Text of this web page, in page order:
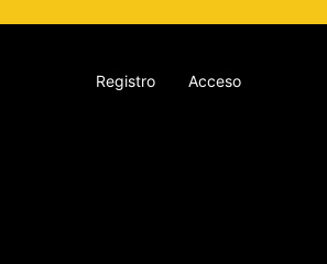
Registro Acceso